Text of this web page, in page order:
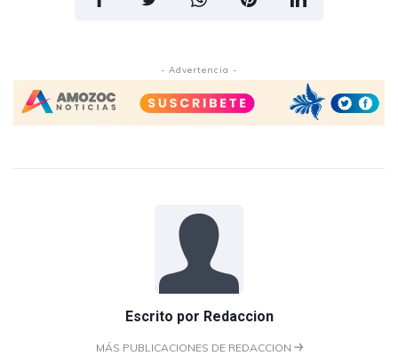
- Advertencia -
Escrito por Redaccion
MÁS PUBLICACIONES DE REDACCION